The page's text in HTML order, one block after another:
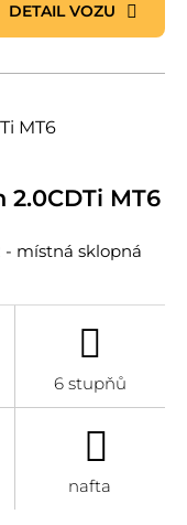
DETAIL VOZU
2.0CDTi MT6
- místná sklopná
6 stupňů
nafta